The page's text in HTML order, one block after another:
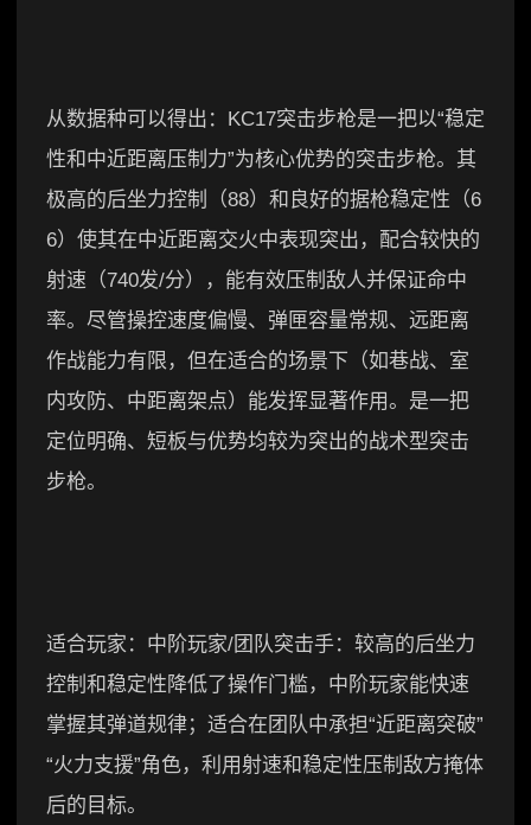
从数据种可以得出：KC17突击步枪是一把以“稳定
性和中近距离压制力”为核心优势的突击步枪。其
极高的后坐力控制（88）和良好的据枪稳定性（6
6）使其在中近距离交火中表现突出，配合较快的
射速（740发/分），能有效压制敌人并保证命中
率。尽管操控速度偏慢、弹匣容量常规、远距离
作战能力有限，但在适合的场景下（如巷战、室
内攻防、中距离架点）能发挥显著作用。是一把
定位明确、短板与优势均较为突出的战术型突击
步枪。
适合玩家：中阶玩家/团队突击手：较高的后坐力
控制和稳定性降低了操作门槛，中阶玩家能快速
掌握其弹道规律；适合在团队中承担“近距离突破”
“火力支援”角色，利用射速和稳定性压制敌方掩体
后的目标。